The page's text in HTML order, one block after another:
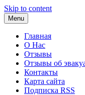
Skip to content
Menu
Главная
О Нас
Отзывы
Отзывы об
Контакты
Карта сайта
Подписка RSS